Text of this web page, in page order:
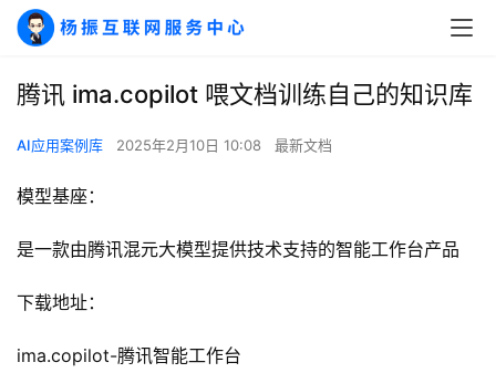
腾讯 ima.copilot 喂文档训练自己的知识库
AI应用案例库 2025年2月10日 10:08 最新文档
模型基座：
是一款由腾讯混元大模型提供技术支持的智能工作台产品
下载地址：
ima.copilot-腾讯智能工作台